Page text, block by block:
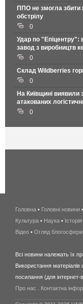
ППО не змогла збити
обстрілу
0
Удар по "Епіцентру":
завод з виробництв
0
Склад Wildberries
0
На Київщині виявили
атакованих
0
Головна • Головні новини •
Культура • Наука • Історія
Відео • Огляд блогосфери
Всі новини належать їх
Використання матеріалів
посилання (для інтернет-
Про нас
Контактна